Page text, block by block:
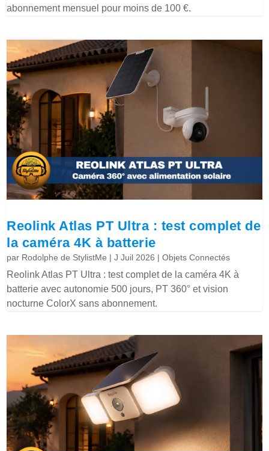
abonnement mensuel pour moins de 100 €.
Reolink Atlas PT Ultra : test complet de
la caméra 4K à batterie
par Rodolphe de StylistMe |J Juil 2026 |Objets Connectés
Reolink Atlas PT Ultra : test complet de la caméra 4K à
batterie avec autonomie 500 jours, PT 360° et vision
nocturne ColorX sans abonnement.